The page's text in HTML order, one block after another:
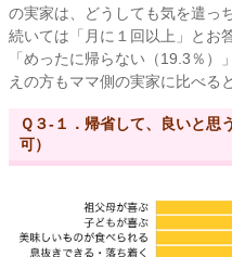
の実家は、どうしても気を遣っ
続いては「月に１回以上」とお
「めったに帰らない（19.3％
えの方もママ側の実家に比べる
Ｑ３-１．帰省して、良いと思
可）